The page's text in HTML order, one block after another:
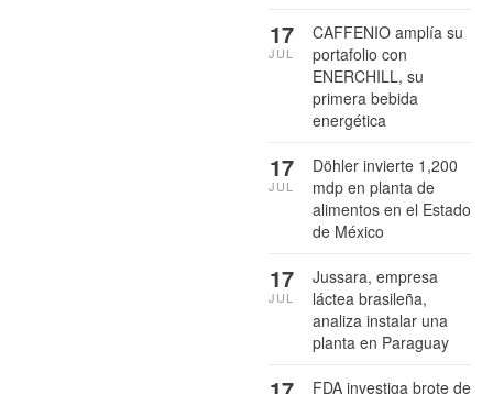
CAFFENIO amplía su
portafolio con
ENERCHILL, su
primera bebida
energética
17
JUL
Döhler invierte 1,200
mdp en planta de
alimentos en el Estado
de México
17
JUL
Jussara, empresa
láctea brasileña,
analiza instalar una
planta en Paraguay
17
JUL
FDA investiga brote de